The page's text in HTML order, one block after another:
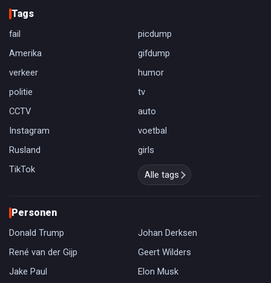
Tags
fail
picdump
Amerika
gifdump
verkeer
humor
politie
tv
CCTV
auto
Instagram
voetbal
Rusland
girls
TikTok
Alle tags
Personen
Donald Trump
Johan Derksen
René van der Gijp
Geert Wilders
Jake Paul
Elon Musk